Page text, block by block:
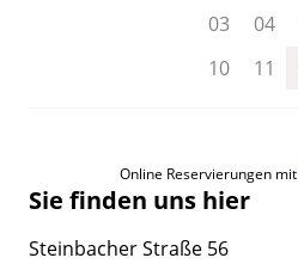
03
04
10
11
Online Reservierungen mit
Sie finden uns hier
Steinbacher Straße 56